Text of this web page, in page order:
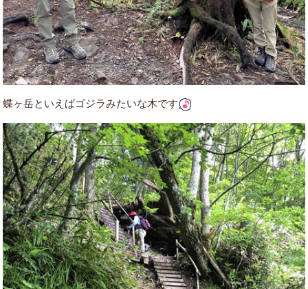
蝶ヶ岳といえばゴジラみたいな木です